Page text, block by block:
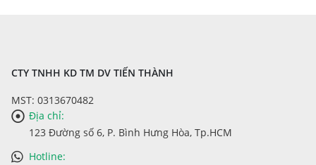
CTY TNHH KD TM DV TIẾN THÀNH
MST: 0313670482
Địa chỉ:
123 Đường số 6, P. Bình Hưng Hòa, Tp.HCM
Hotline: